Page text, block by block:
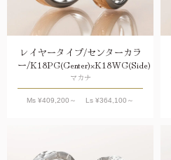
レイヤータイプ/センターカラ
ー/K18PG(Center)×K18WG(Side)
マカナ
Ms ¥409,200 ～ Ls ¥364,100 ～